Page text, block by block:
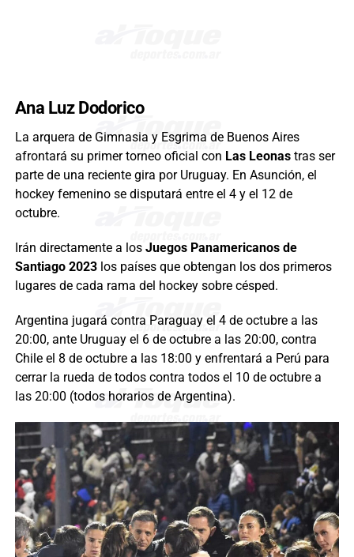
Ana Luz Dodorico
La arquera de Gimnasia y Esgrima de Buenos Aires
afrontará su primer torneo oficial con Las Leonastras ser
parte de una reciente gira por Uruguay. En Asunción, el
hockey femenino se disputará entre el 4 y el 12 de
octubre.
Irán directamente a los Juegos Panamericanos de
Santiago 2023los países que obtengan los dos primeros
lugares de cada rama del hockey sobre césped.
Argentina jugará contra Paraguay el 4 de octubre a las
20:00, ante Uruguay el 6 de octubre a las 20:00, contra
Chile el 8 de octubre a las 18:00 y enfrentará a Perú para
cerrar la rueda de todos contra todos el 10 de octubre a
las 20:00 (todos horarios de Argentina).